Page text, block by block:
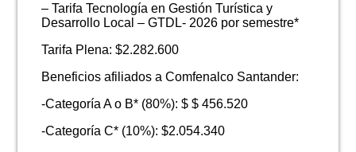
– Tarifa Tecnología en Gestión Turística y
Desarrollo Local – GTDL- 2026 por semestre*
Tarifa Plena: $2.282.600
Beneficios afiliados a Comfenalco Santander:
-Categoría A o B* (80%): $ $ 456.520
-Categoría C* (10%): $2.054.340